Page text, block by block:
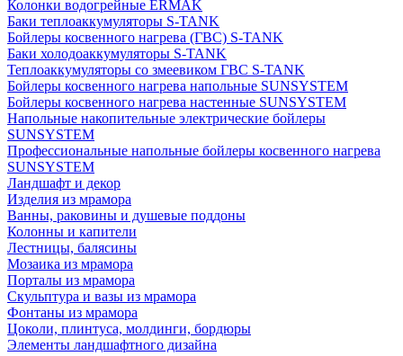
Колонки водогрейные ERMAK
Баки теплоаккумуляторы S-TANK
Бойлеры косвенного нагрева (ГВС) S-TANK
Баки холодоаккумуляторы S-TANK
Теплоаккумуляторы со змеевиком ГВС S-TANK
Бойлеры косвенного нагрева напольные SUNSYSTEM
Бойлеры косвенного нагрева настенные SUNSYSTEM
Напольные накопительные электрические бойлеры
SUNSYSTEM
Профессиональные напольные бойлеры косвенного нагрева
SUNSYSTEM
Ландшафт и декор
Изделия из мрамора
Ванны, раковины и душевые поддоны
Колонны и капители
Лестницы, балясины
Мозаика из мрамора
Порталы из мрамора
Скульптура и вазы из мрамора
Фонтаны из мрамора
Цоколи, плинтуса, молдинги, бордюры
Элементы ландшафтного дизайна